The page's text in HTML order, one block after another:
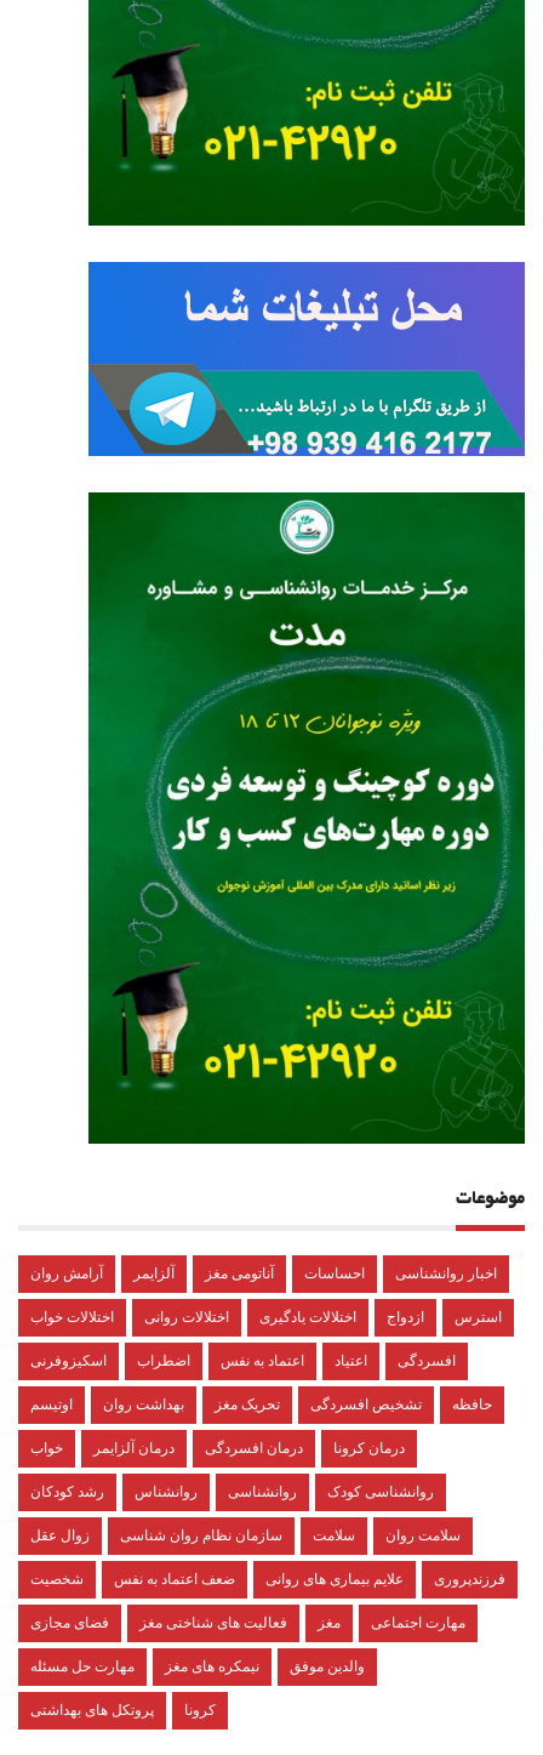
موضوعات
آرامش روان آلزایمر آناتومی مغز احساسات اخبار روانشناسی
اختلالات خواب اختلالات روانی اختلالات یادگیری ازدواج استرس
اسکیزوفرنی اضطراب اعتماد به نفس اعتیاد افسردگی
اوتیسم بهداشت روان تحریک مغز تشخیص افسردگی حافظه
خواب درمان آلزایمر درمان افسردگی درمان کرونا
رشد کودکان روانشناس روانشناسی روانشناسی کودک
زوال عقل سازمان نظام روان شناسی سلامت سلامت روان
شخصیت ضعف اعتماد به نفس علایم بیماری های روانی فرزندپروری
فضای مجازی فعالیت های شناختی مغز مغز مهارت اجتماعی
مهارت حل مسئله نیمکره های مغز والدین موفق
پروتکل های بهداشتی کرونا